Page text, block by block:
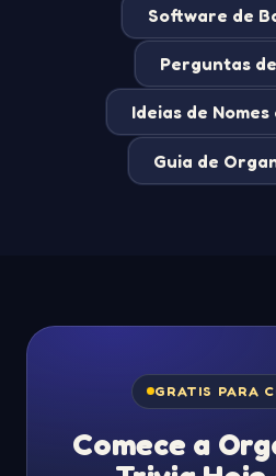
Software de
Perguntas
Ideias de Nomes
Guia de
GRATIS PARA
Comece a